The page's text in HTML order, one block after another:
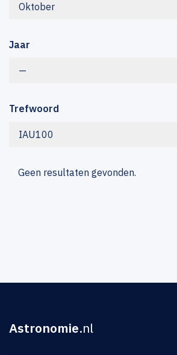
Oktober
Jaar
—
Trefwoord
IAU100
Geen resultaten gevonden.
Astronomie.nl